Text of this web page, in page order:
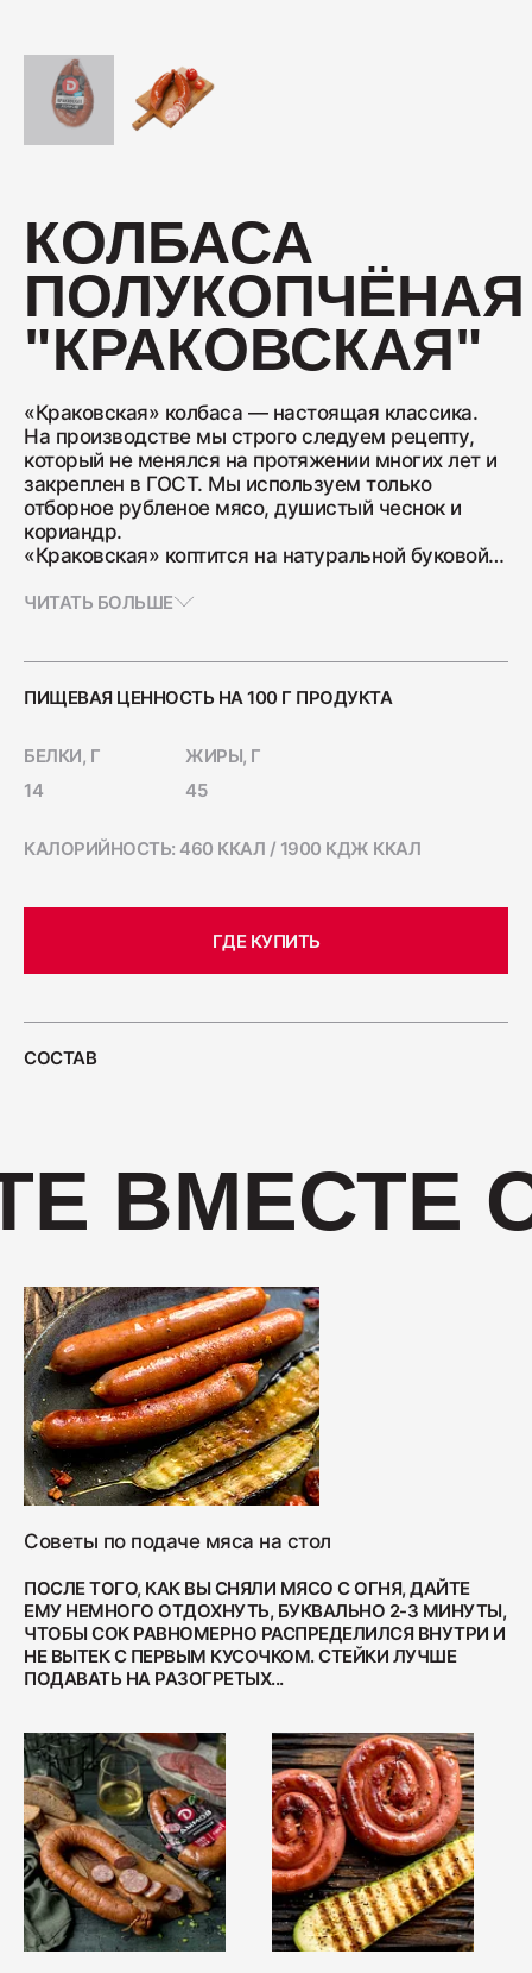
Колбаса с/к Коньячная
230
110
Нарезка Индейка варёно-копчёная
70
Колбаса сырокопчёная Сальчичон
260
Ветчина "Для тостов"
1700
400
Колбаса сырокопчёная "Зернистая"
600
Салями "Венская"
330
КОЛБАСА
ПОЛУКОПЧЁНАЯ
"КРАКОВСКАЯ"
«Краковская» колбаса — настоящая классика.
На производстве мы строго следуем рецепту,
который не менялся на протяжении многих лет и
закреплен в ГОСТ. Мы используем только
отборное рубленое мясо, душистый чеснок и
кориандр.
«Краковская» коптится на натуральной буковой
Ее часто подают в составе мясной нарезки — это
белого борща или запеканки с картофелем и
ЧИТАТЬ БОЛЬШЕ
ПИЩЕВАЯ ЦЕННОСТЬ НА 100 Г ПРОДУКТА
БЕЛКИ, Г
14
ЖИРЫ, Г
45
КАЛОРИЙНОСТЬ: 460 ККАЛ / 1900 КДЖ ККАЛ
ГДЕ КУПИТЬ
СОСТАВ
ВМЕСТЕ
Советы по подаче мяса на стол
ПОСЛЕ ТОГО, КАК ВЫ СНЯЛИ МЯСО С ОГНЯ, ДАЙТЕ
ЕМУ НЕМНОГО ОТДОХНУТЬ, БУКВАЛЬНО 2-3 МИНУТЫ,
ЧТОБЫ СОК РАВНОМЕРНО РАСПРЕДЕЛИЛСЯ ВНУТРИ И
НЕ ВЫТЕК С ПЕРВЫМ КУСОЧКОМ. СТЕЙКИ ЛУЧШЕ
ПОДАВАТЬ НА РАЗОГРЕТЫХ...